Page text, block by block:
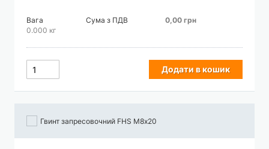
Вага
0.000 кг
Сума з ПДВ 0,00 грн
Додати в кошик
Гвинт запресовочний FHS М8х20